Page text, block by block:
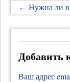
← Нужна ли в
Добавить
Ваш адрес